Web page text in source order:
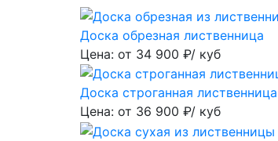
Доска обрезная лиственница
Цена: от 34 900 ₽/ куб
Доска строганная лиственница
Цена: от 36 900 ₽/ куб